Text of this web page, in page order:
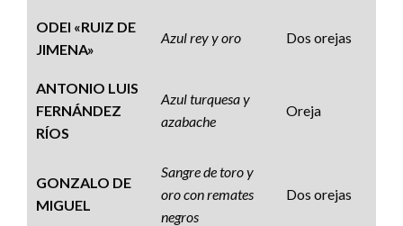
ODEI «RUIZ DE
JIMENA»
Azul rey y oro Dos orejas
ANTONIO LUIS
FERNÁNDEZ
RÍOS
Azul turquesa y
azabache
Oreja
GONZALO DE
MIGUEL
Sangre de toro y
oro con remates
negros
Dos orejas